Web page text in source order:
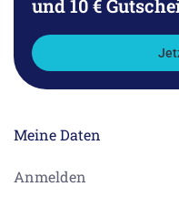
und 10 €
Meine Daten
Anmelden